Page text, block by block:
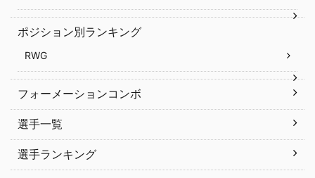
ポジション別ランキング
RWG
フォーメーションコンボ
選手一覧
選手ランキング